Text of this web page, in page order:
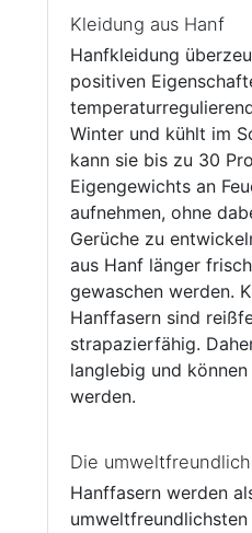
Kleidung aus Hanf
Hanfkleidung
positiven
Winter und kühlt im
kann sie bis zu 30
Eigengewichts an
aufnehmen, ohne
Gerüche zu
aus Hanf länger
gewaschen werden.
Hanffasern sind
strapazierfähig.
langlebig und
werden.
Die
Hanffasern werden